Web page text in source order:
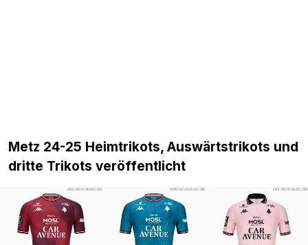
Metz 24-25 Heimtrikots, Auswärtstrikots und
dritte Trikots veröffentlicht